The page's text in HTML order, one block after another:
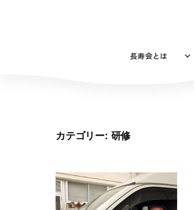
長寿会とは
カテゴリー: 研修